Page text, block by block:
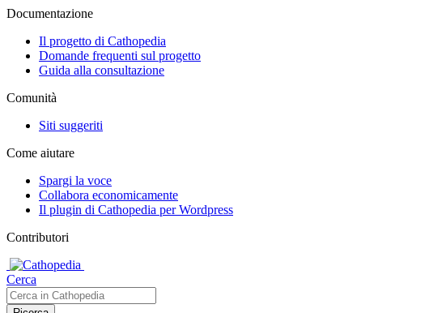
Documentazione
Il progetto di Cathopedia
Domande frequenti sul progetto
Guida alla consultazione
Comunità
Siti suggeriti
Come aiutare
Spargi la voce
Collabora economicamente
Il plugin di Cathopedia per Wordpress
Contributori
Cerca